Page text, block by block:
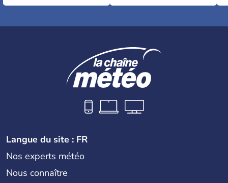
Langue du site : FR
Nos experts météo
Nous connaître